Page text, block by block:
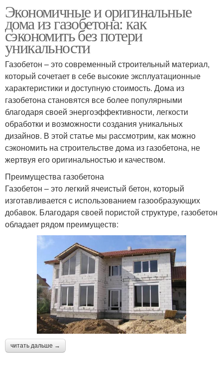
Экономичные и оригинальные
дома из газобетона: как
сэкономить без потери
уникальности
Газобетон – это современный строительный материал,
который сочетает в себе высокие эксплуатационные
характеристики и доступную стоимость. Дома из
газобетона становятся все более популярными
благодаря своей энергоэффективности, легкости
обработки и возможности создания уникальных
дизайнов. В этой статье мы рассмотрим, как можно
сэкономить на строительстве дома из газобетона, не
жертвуя его оригинальностью и качеством.
Преимущества газобетона
Газобетон – это легкий ячеистый бетон, который
изготавливается с использованием газообразующих
добавок. Благодаря своей пористой структуре, газобетон
обладает рядом преимуществ:
читать дальше →